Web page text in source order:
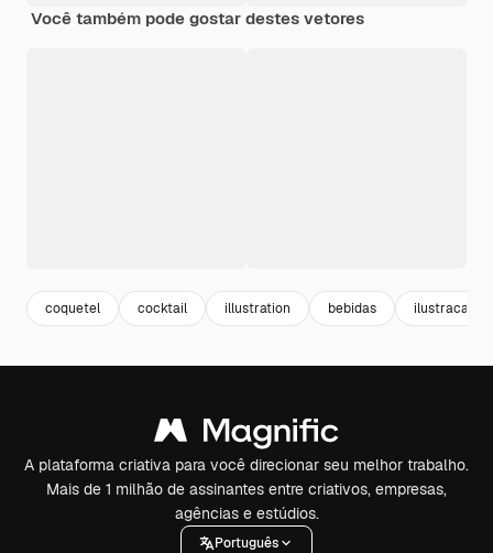
Você também pode gostar destes vetores
coquetel cocktail illustration bebidas ilustracao
A plataforma criativa para você direcionar seu melhor trabalho.
Mais de 1 milhão de assinantes entre criativos, empresas,
agências e estúdios.
Português